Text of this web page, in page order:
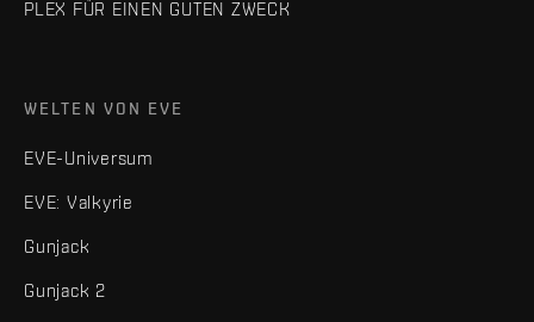
PLEX FÜR EINEN GUTEN ZWECK
WELTEN VON EVE
EVE-Universum
EVE: Valkyrie
Gunjack
Gunjack 2